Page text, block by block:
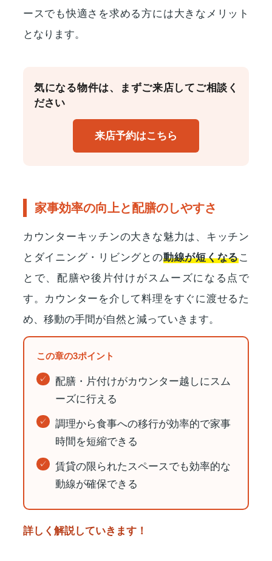
ースでも快適さを求める方には大きなメリット
となります。
気になる物件は、まずご来店してご相談く
ださい
来店予約はこちら
家事効率の向上と配膳のしやすさ
カウンターキッチンの大きな魅力は、キッチン
とダイニング・リビングとの動線が短くなるこ
とで、配膳や後片付けがスムーズになる点で
す。カウンターを介して料理をすぐに渡せるた
め、移動の手間が自然と減っていきます。
この章の3ポイント
配膳・片付けがカウンター越しにスム
ーズに行える
調理から食事への移行が効率的で家事
時間を短縮できる
賃貸の限られたスペースでも効率的な
動線が確保できる
詳しく解説していきます！